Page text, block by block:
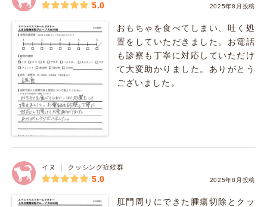
2025年8月投稿
5.0
おもちゃを食べてしまい、吐く処
置をしていただきました。お電話
も診察も丁寧に対応していただけ
て大変助かりました。ありがとう
ございました。
イヌ クッシング症候群
2025年8月投稿
5.0
肛門周りにできた腫瘍切除とクッ